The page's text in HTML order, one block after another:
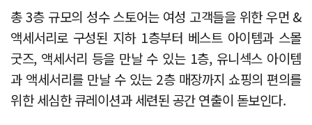
총 3층 규모의 성수 스토어는 여성 고객들을 위한 우먼 &
액세서리로 구성된 지하 1층부터 베스트 아이템과 스몰
굿즈, 액세서리 등을 만날 수 있는 1층, 유니섹스 아이템
과 액세서리를 만날 수 있는 2층 매장까지 쇼핑의 편의를
위한 세심한 큐레이션과 세련된 공간 연출이 돋보인다.